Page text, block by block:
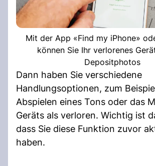
Mit der App «Find my iPhone»
können Sie Ihr verlorenes
Depositphotos
Dann haben Sie verschiedene
Handlungsoptionen, zum
Abspielen eines Tons oder das
Geräts als verloren. Wichtig ist
dass Sie diese Funktion zuvor
haben.